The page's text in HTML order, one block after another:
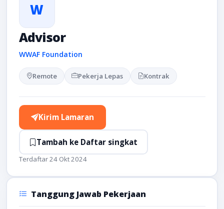
W
Advisor
WWAF Foundation
Remote Pekerja Lepas Kontrak
Kirim Lamaran
Tambah ke Daftar singkat
Terdaftar 24 Okt 2024
Tanggung Jawab Pekerjaan